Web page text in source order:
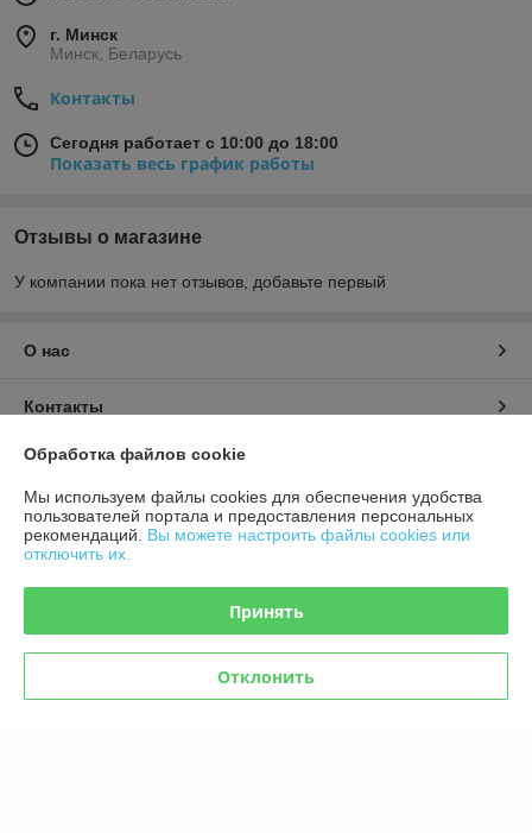
г. Минск
Минск, Беларусь
Контакты
Сегодня работает с 10:00 до 18:00
Показать весь график работы
Отзывы о магазине
У компании пока нет отзывов, добавьте первый
О нас
Контакты
Доставка и оплата
График работы
Политика обработки cookies
Сайт создан на платформе Deal.by
Обработка файлов cookie
Мы используем файлы cookies для обеспечения удобства
пользователей портала и предоставления персональных
рекомендаций. Вы можете настроить файлы cookies или
отключить их.
Принять
Отклонить